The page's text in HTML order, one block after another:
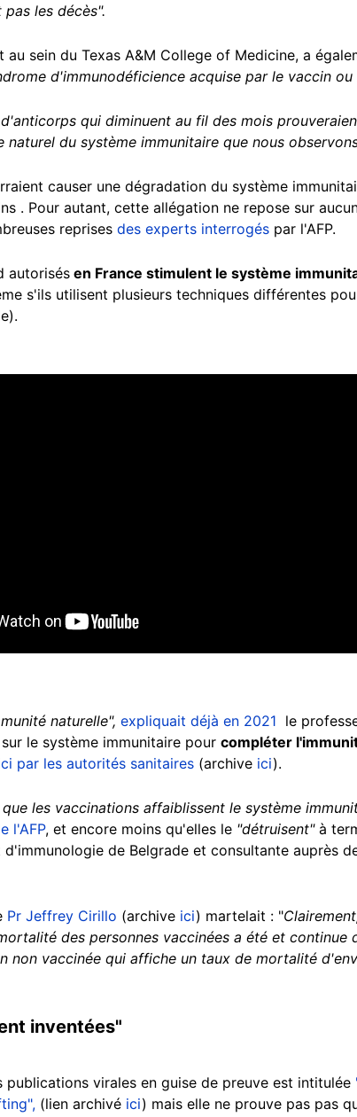
les décès".
au sein du Texas A&M College of Medicine, a
d'immunodéficience acquise par le vaccin ou
qui diminuent au fil des mois
du système immunitaire que nous
causer une dégradation du système
. Pour autant, cette allégation ne repose sur
reprises des experts interrogés par l'AFP.
autorisés en France stimulent le système
s'ils utilisent plusieurs techniques différentes
naturelle", expliquait déjà en 2021 le
le système immunitaire pour compléter
par les autorités sanitaires (archive ici).
les vaccinations affaiblissent le système
l'AFP, et encore moins qu'elles le "détruisent"à
de Belgrade et consultante auprès
Pr Jeffrey Cirillo (archive ici) martelait : "
des personnes vaccinées a été et continue
non vaccinée qui affiche un taux de mortalité
inventées"
virales en guise de preuve est intitulée
(lien archivé ici) mais elle ne prouve pas pas